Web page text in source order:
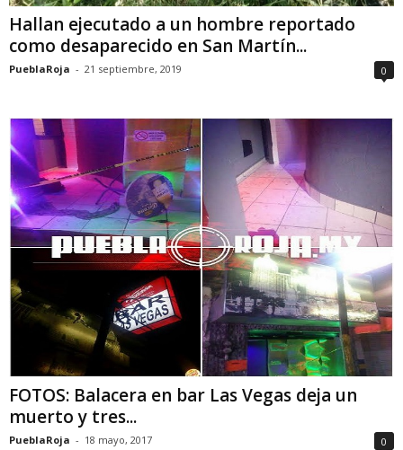
Hallan ejecutado a un hombre reportado
como desaparecido en San Martín...
PueblaRoja - 21 septiembre, 2019 0
FOTOS: Balacera en bar Las Vegas deja un
muerto y tres...
PueblaRoja - 18 mayo, 2017 0